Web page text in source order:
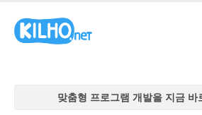
맞춤형 프로그램 개발을 지금 바